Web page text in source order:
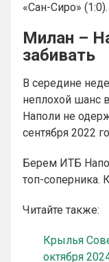
«Сан-Сиро» (1:0).
Милан –
забивать
В середине
неплохой шанс
Наполи не
сентября 2022
Берем ИТБ
топ-соперника.
Читайте также:
Крылья
октября